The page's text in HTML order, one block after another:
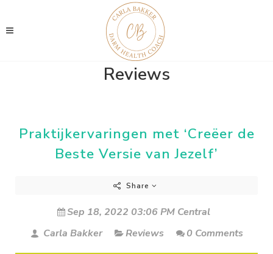
Reviews
Praktijkervaringen met ‘Creëer de
Beste Versie van Jezelf’
Share
Sep 18, 2022 03:06 PM Central
Carla Bakker
Reviews 0 Comments